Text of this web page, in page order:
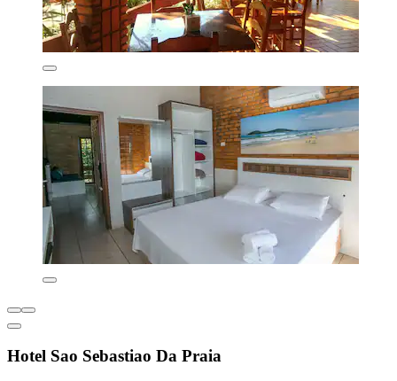
Hotel Sao Sebastiao Da Praia